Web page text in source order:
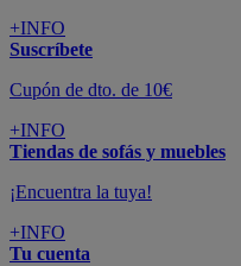
+INFO
Suscríbete
Cupón de dto. de 10€
+INFO
Tiendas de sofás y muebles
¡Encuentra la tuya!
+INFO
Tu cuenta